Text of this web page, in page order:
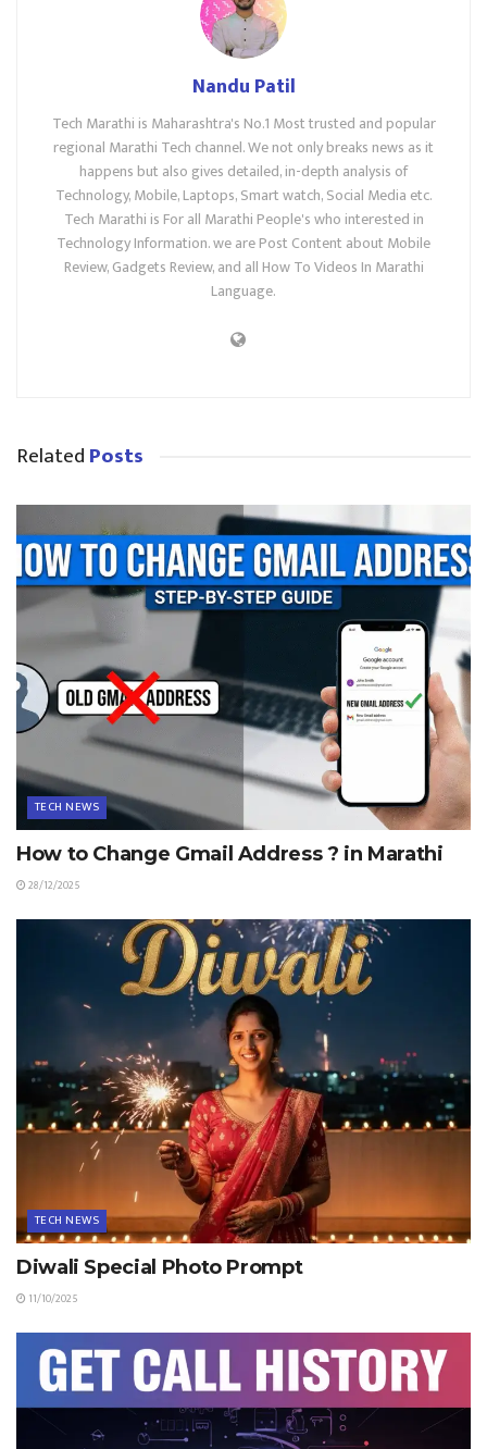
Nandu Patil
Tech Marathi is Maharashtra's No.1 Most trusted and popular
regional Marathi Tech channel. We not only breaks news as it
happens but also gives detailed, in-depth analysis of
Technology, Mobile, Laptops, Smart watch, Social Media etc.
Tech Marathi is For all Marathi People's who interested in
Technology Information. we are Post Content about Mobile
Review, Gadgets Review, and all How To Videos In Marathi
Language.
RelatedPosts
TECH NEWS
How to Change Gmail Address ? in Marathi
28/12/2025
TECH NEWS
Diwali Special Photo Prompt
11/10/2025